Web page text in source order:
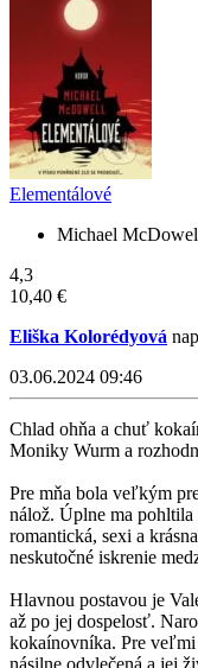
Elementálové
Michael
4,3
10,40 €
Eliška Kolorédyová
03.06.2024 09:46
Chlad ohňa a chuť
Moniky Wurm a
Pre mňa bola veľkým
nálož. Úplne ma pohltila
romantická, sexi a
neskutočné iskrenie
Hlavnou postavou je
až po jej dospelosť.
kokaínovníka. Pre